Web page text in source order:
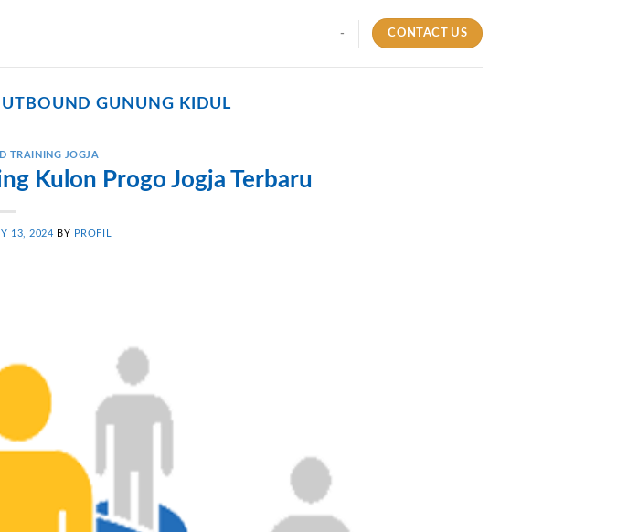
- CONTACT US
GUNUNG KIDUL
TRAINING JOGJA
Kulon Progo Jogja Terbaru
13, 2024 BY PROFIL